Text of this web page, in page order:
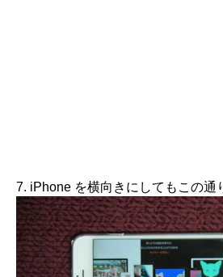
7. iPhone を横向きにしてもこの通